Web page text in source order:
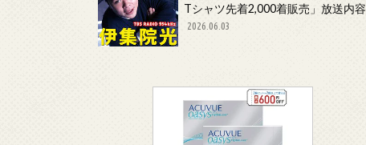
Tシャツ先着2,000着販売」放送内容
2026.06.03